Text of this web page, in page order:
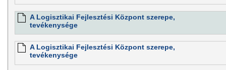
A Logisztikai Fejlesztési Központ szerepe,
tevékenysége
A Logisztikai Fejlesztési Központ szerepe,
tevékenysége